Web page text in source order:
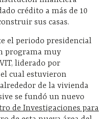
crédito a más de 10
sus casas.
el periodo presidencial
programa muy
liderado por
el cual estuvieron
de la vivienda
se fundó un nuevo
de Investigaciones para